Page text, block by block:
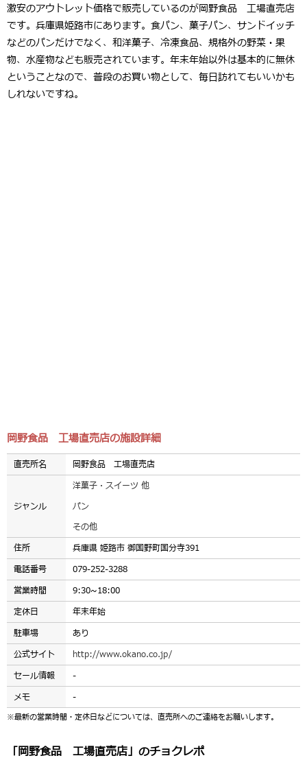
激安のアウトレット価格で販売しているのが岡野食品 工場直売店
です。兵庫県姫路市にあります。食パン、菓子パン、サンドイッチ
などのパンだけでなく、和洋菓子、冷凍食品、規格外の野菜・果
物、水産物なども販売されています。年末年始以外は基本的に無休
ということなので、普段のお買い物として、毎日訪れてもいいかも
しれないですね。
岡野食品 工場直売店の施設詳細
直売所名 岡野食品 工場直売店
ジャンル
洋菓子・スイーツ 他
パン
その他
住所
兵庫県 姫路市 御国野町国分寺391
電話番号
079-252-3288
営業時間
9:30~18:00
定休日
年末年始
駐車場
あり
公式サイト
http://www.okano.co.jp/
セール情報
-
メモ
-
※最新の営業時間・定休日などについては、直売所へのご連絡をお願いします。
「岡野食品 工場直売店」のチョクレポ